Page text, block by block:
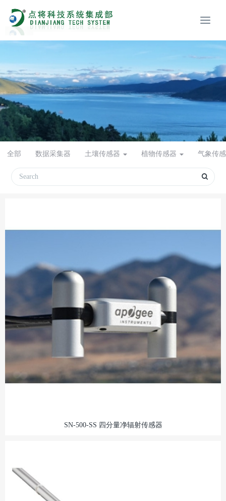
全部 数据采集器 土壤传感器 植物传感器 气象传
SN-500-SS 四分量净辐射传感器